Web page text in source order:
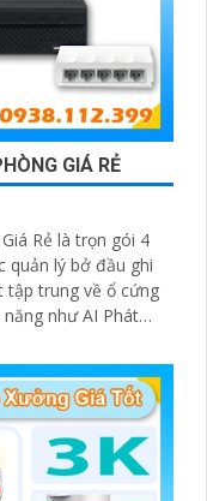
GIÁ RẺ
Rẻ là trọn gói 4
quản lý bở đầu ghi
tập trung về ổ cứng
như AI Phát